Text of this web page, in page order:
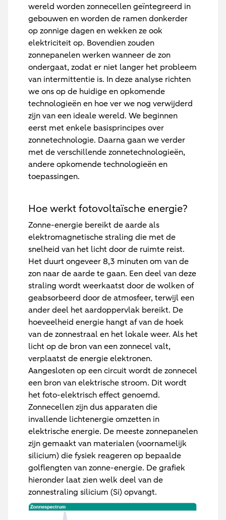
wereld worden zonnecellen geïntegreerd in
gebouwen en worden de ramen donkerder
op zonnige dagen en wekken ze ook
elektriciteit op. Bovendien zouden
zonnepanelen werken wanneer de zon
ondergaat, zodat er niet langer het probleem
van intermittentie is. In deze analyse richten
we ons op de huidige en opkomende
technologieën en hoe ver we nog verwijderd
zijn van een ideale wereld. We beginnen
eerst met enkele basisprincipes over
zonnetechnologie. Daarna gaan we verder
met de verschillende zonnetechnologieën,
andere opkomende technologieën en
toepassingen.
Hoe werkt fotovoltaïsche energie?
Zonne-energie bereikt de aarde als
elektromagnetische straling die met de
snelheid van het licht door de ruimte reist.
Het duurt ongeveer 8,3 minuten om van de
zon naar de aarde te gaan. Een deel van deze
straling wordt weerkaatst door de wolken of
geabsorbeerd door de atmosfeer, terwijl een
ander deel het aardoppervlak bereikt. De
hoeveelheid energie hangt af van de hoek
van de zonnestraal en het lokale weer. Als het
licht op de bron van een zonnecel valt,
verplaatst de energie elektronen.
Aangesloten op een circuit wordt de zonnecel
een bron van elektrische stroom. Dit wordt
het foto-elektrisch effect genoemd.
Zonnecellen zijn dus apparaten die
invallende lichtenergie omzetten in
elektrische energie. De meeste zonnepanelen
zijn gemaakt van materialen (voornamelijk
silicium) die fysiek reageren op bepaalde
golflengten van zonne-energie. De grafiek
hieronder laat zien welk deel van de
zonnestraling silicium (Si) opvangt.